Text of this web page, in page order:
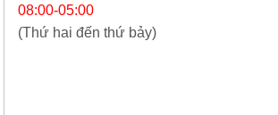
08:00-05:00
(Thứ hai đến thứ bảy)